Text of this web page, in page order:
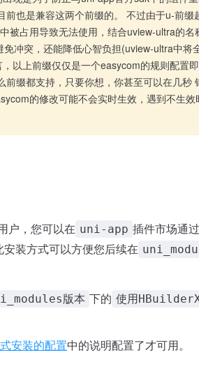
前也是兼容这两个前缀的。 不过由于u-前缀
被占用导致无法使用，结合uview-ultra的名
冲突，还能降低心智负担(uview-ultra中将
以上前缀仅仅是一个easycom的规则配置
缀都支持，只要你想，你甚至可以在几秒
的修改可能不会实时生效，遇到不生效
户，您可以在 uni-app 插件市场通过
装方式可以方便您后续在
版本 下的 使用
安装的配置中的说明配置了才可用。